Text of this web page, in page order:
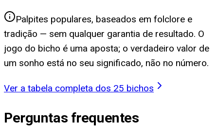
Palpites populares, baseados em folclore e
tradição — sem qualquer garantia de resultado. O
jogo do bicho é uma aposta; o verdadeiro valor de
um sonho está no seu significado, não no número.
Ver a tabela completa dos 25 bichos
Perguntas frequentes